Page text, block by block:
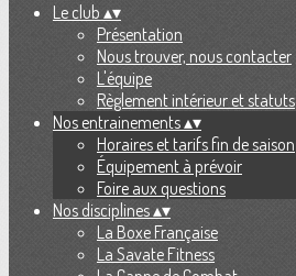
Le club ▴▾
Présentation
Nous trouver, nous contacter
L'équipe
Règlement intérieur et statuts
Nos entrainements▴▾
Horaires et tarifs fin de saison
Équipement à prévoir
Foire aux questions
Nos disciplines▴▾
La Boxe Française
La Savate Fitness